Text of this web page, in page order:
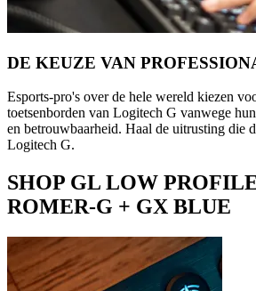
DE KEUZE VAN
Esports-pro's over de hele wereld kiezen
toetsenborden van Logitech G vanwege
en betrouwbaarheid. Haal de uitrusting die
Logitech G.
SHOP GL LOW
ROMER-G + GX BLUE